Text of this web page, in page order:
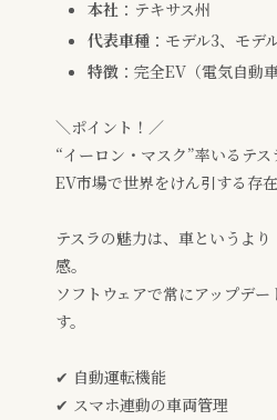
本社 ：テキサス州
代表車種：モデル3、モデ
特徴：完全EV（電気自動
＼ポイント！／
“イーロン・マスク”率いるテス
EV市場で世界をけん引する存在
テスラの魅力は、車というより
感。
ソフトウェアで常にアップデ
す。
✔ 自動運転機能
✔ スマホ連動の車両管理